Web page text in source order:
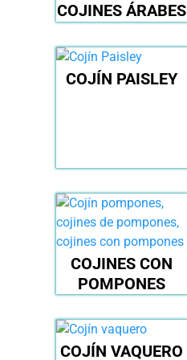
COJINES ÁRABES
COJÍN PAISLEY
COJINES CON
POMPONES
COJÍN VAQUERO